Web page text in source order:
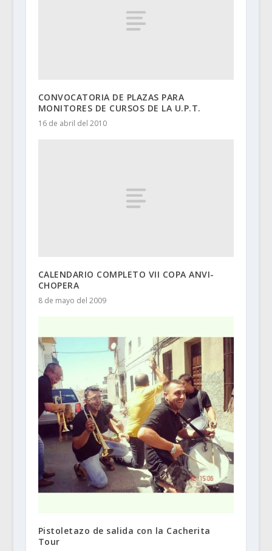
CONVOCATORIA DE PLAZAS PARA
MONITORES DE CURSOS DE LA U.P.T.
16 de abril del 2010
CALENDARIO COMPLETO VII COPA ANVI-
CHOPERA
8 de mayo del 2009
Pistoletazo de salida con la Cacherita
Tour